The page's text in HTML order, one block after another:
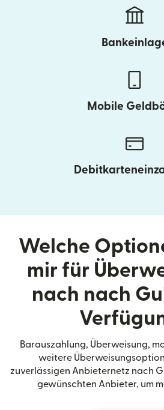
Mobile
Welche
mir für
nach nach
Barauszahlung, Überweisung,
weitere
zuverlässigen Anbieternetz nach
gewünschten Anbieter, um